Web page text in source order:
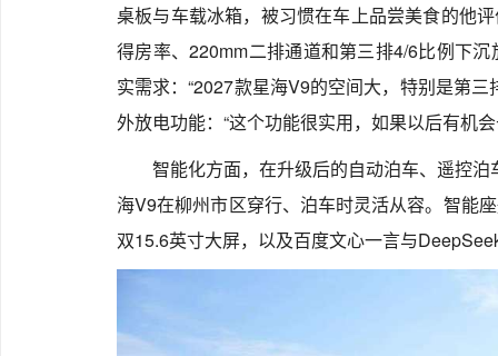
桌板与车载冰箱，被习惯在车上品尝美食的他
得房率、220mm二排通道和第三排4/6比例下
实需求：“2027款星海V9的空间大，特别是第
外放电功能：“这个功能很实用，如果以后有机
智能化方面，在升级后的自动泊车、遥控
海V9在柳州市区穿行、泊车时灵活从容。智能
双15.6英寸大屏，以及百度文心一言与